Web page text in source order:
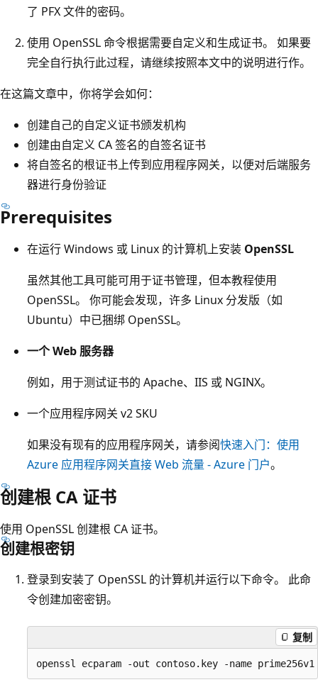
了 PFX 文件的密码。
使用 OpenSSL 命令根据需要自定义和生成证书。 如果要
完全自行执行此过程，请继续按照本文中的说明进行作。
在这篇文章中，你将学会如何：
创建自己的自定义证书颁发机构
创建由自定义 CA 签名的自签名证书
将自签名的根证书上传到应用程序网关，以便对后端服务
器进行身份验证
Prerequisites
在运行 Windows 或 Linux 的计算机上安装 OpenSSL
虽然其他工具可能可用于证书管理，但本教程使用
OpenSSL。 你可能会发现，许多 Linux 分发版（如
Ubuntu）中已捆绑 OpenSSL。
一个 Web 服务器
例如，用于测试证书的 Apache、IIS 或 NGINX。
一个应用程序网关 v2 SKU
如果没有现有的应用程序网关，请参阅快速入门：使用
Azure 应用程序网关直接 Web 流量 - Azure 门户。
创建根 CA 证书
使用 OpenSSL 创建根 CA 证书。
创建根密钥
登录到安装了 OpenSSL 的计算机并运行以下命令。 此命
令创建加密密钥。
复制